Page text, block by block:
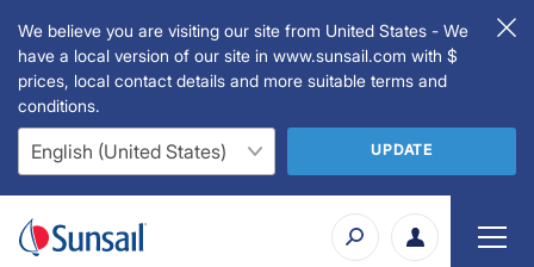
We believe you are visiting our site from United States - We
have a local version of our site in www.sunsail.com with $
prices, local contact details and more suitable terms and
conditions.
UPDATE